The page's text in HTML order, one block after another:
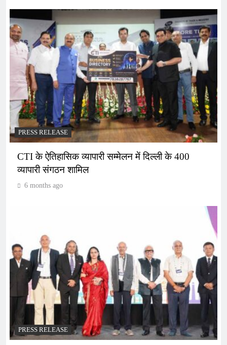
PRESS RELEASE
CTI के ऐतिहासिक व्यापारी सम्मेलन में दिल्ली के 400
व्यापारी संगठन शामिल
6 months ago
PRESS RELEASE